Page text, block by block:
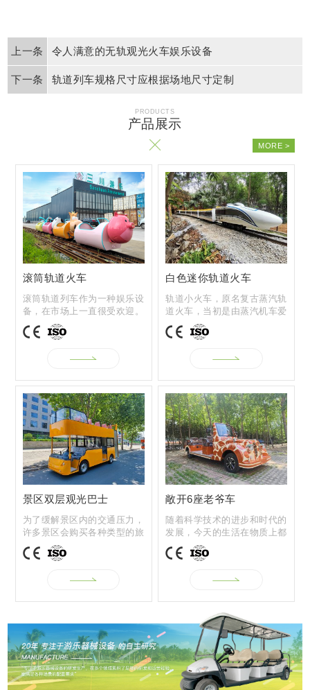
令人满意的无轨观光火车娱乐设备
轨道列车规格尺寸应根据场地尺寸定制
产品展示
滚筒轨道火车
滚筒轨道列车作为一种娱乐设
备，在市场上一直很受欢迎。
它有自己的...
白色迷你轨道火车
轨道小火车，原名复古蒸汽轨
道火车，当初是由蒸汽机车爱
好者开发和...
景区双层观光巴士
为了缓解景区内的交通压力，
许多景区会购买各种类型的旅
游观光车，...
敞开6座老爷车
随着科学技术的进步和时代的
发展，今天的生活在物质上都
取得了很大...